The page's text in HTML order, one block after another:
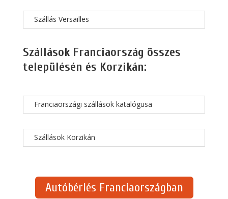
Szállás Versailles
Szállások Franciaország összes
településén és Korzikán:
Franciaországi szállások katalógusa
Szállások Korzikán
Autóbérlés Franciaországban